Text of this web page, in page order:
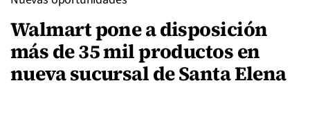
Walmart pone a disposición
más de 35 mil productos en
nueva sucursal de Santa Elena